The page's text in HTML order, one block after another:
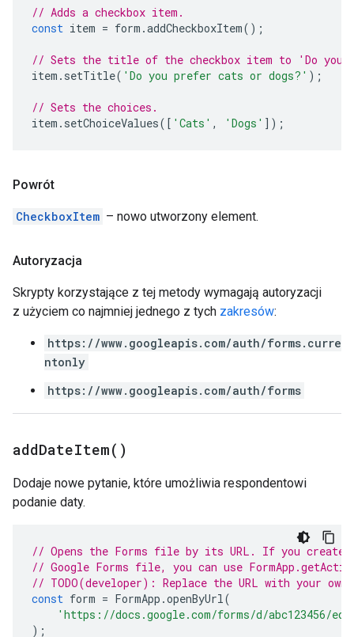
// Adds a checkbox item.
const item = form .addCheckboxItem();
// Sets the title of the checkbox item to 'Do you
item . setTitle( 'Do you prefer cats or dogs?' );
// Sets the choices.
item . setChoiceValues([ 'Cats' , 'Dogs' ]);
Powrót
CheckboxItem – nowo utworzony element.
Autoryzacja
Skrypty korzystające z tej metody wymagają autoryzacji
z użyciem co najmniej jednego z tych zakresów:
https://www.googleapis.com/auth/forms.curre
ntonly
https://www.googleapis.com/auth/forms
addDateItem( )
Dodaje nowe pytanie, które umożliwia respondentowi
podanie daty.
// Opens the Forms file by its URL. If you
// Google Forms file, you can use
// TODO(developer): Replace the URL with your own.
const form = FormApp .openByUrl(
'https://docs.google.com/forms/d/abc123456/
);